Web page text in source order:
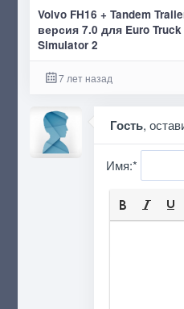
Volvo FH16 + Tandem
версия 7.0 для Euro Truck
Simulator 2
7 лет назад
Гость,
Имя:*